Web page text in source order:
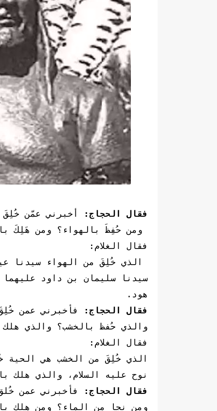
فقال الحجاج:
أخبرني عمّن
ومن حُفِظَ بالهواء؟ ومن هَلِكَ
فقال الغلام:
الذي خُلِقَ من الهواء سيدنا
سيدنا سليمان بن داود
هود.
فقال الحجاج:
فأخبرني عمن
والذي حُفظ بالخشب؟ والذي هلك
فقال الغلام:
الذي خُلِقَ من الخشب هي الحية
نوح عليه السلام، والذي هلك
فقال الحجاج:
فأخبرني عمن
ومن نجا من الماء؟ ومن هلك